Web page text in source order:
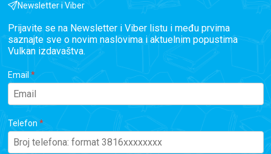
Newsletter i Viber
Prijavite se na Newsletter i Viber listu i među prvima
saznajte sve o novim naslovima i aktuelnim popustima
Vulkan izdavaštva.
Email
Telefon